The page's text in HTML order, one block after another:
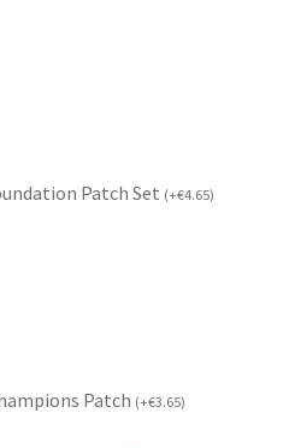
Patch Set (+€4.65)
Patch (+€3.65)